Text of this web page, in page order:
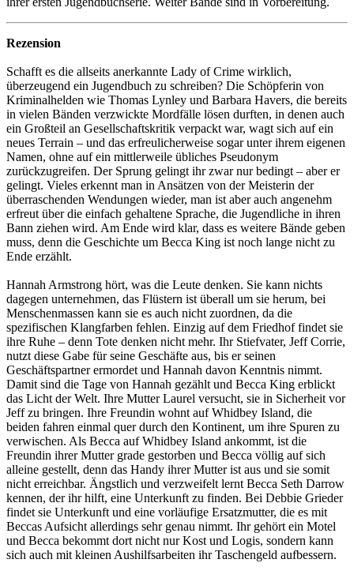
Rezension
Schafft es die allseits anerkannte Lady of Crime wirklich,
überzeugend ein Jugendbuch zu schreiben? Die Schöpferin von
Kriminalhelden wie Thomas Lynley und Barbara Havers, die bereits
in vielen Bänden verzwickte Mordfälle lösen durften, in denen auch
ein Großteil an Gesellschaftskritik verpackt war, wagt sich auf ein
neues Terrain – und das erfreulicherweise sogar unter ihrem eigenen
Namen, ohne auf ein mittlerweile übliches Pseudonym
zurückzugreifen. Der Sprung gelingt ihr zwar nur bedingt – aber er
gelingt. Vieles erkennt man in Ansätzen von der Meisterin der
überraschenden Wendungen wieder, man ist aber auch angenehm
erfreut über die einfach gehaltene Sprache, die Jugendliche in ihren
Bann ziehen wird. Am Ende wird klar, dass es weitere Bände geben
muss, denn die Geschichte um Becca King ist noch lange nicht zu
Ende erzählt.
Hannah Armstrong hört, was die Leute denken. Sie kann nichts
dagegen unternehmen, das Flüstern ist überall um sie herum, bei
Menschenmassen kann sie es auch nicht zuordnen, da die
spezifischen Klangfarben fehlen. Einzig auf dem Friedhof findet sie
ihre Ruhe – denn Tote denken nicht mehr. Ihr Stiefvater, Jeff Corrie,
nutzt diese Gabe für seine Geschäfte aus, bis er seinen
Geschäftspartner ermordet und Hannah davon Kenntnis nimmt.
Damit sind die Tage von Hannah gezählt und Becca King erblickt
das Licht der Welt. Ihre Mutter Laurel versucht, sie in Sicherheit vor
Jeff zu bringen. Ihre Freundin wohnt auf Whidbey Island, die
beiden fahren einmal quer durch den Kontinent, um ihre Spuren zu
verwischen. Als Becca auf Whidbey Island ankommt, ist die
Freundin ihrer Mutter grade gestorben und Becca völlig auf sich
alleine gestellt, denn das Handy ihrer Mutter ist aus und sie somit
nicht erreichbar. Ängstlich und verzweifelt lernt Becca Seth Darrow
kennen, der ihr hilft, eine Unterkunft zu finden. Bei Debbie Grieder
findet sie Unterkunft und eine vorläufige Ersatzmutter, die es mit
Beccas Aufsicht allerdings sehr genau nimmt. Ihr gehört ein Motel
und Becca bekommt dort nicht nur Kost und Logis, sondern kann
sich auch mit kleinen Aushilfsarbeiten ihr Taschengeld aufbessern.